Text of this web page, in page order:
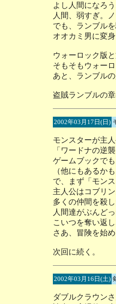
よし人間になろ
人間、弱すぎ。
でも、ランブル
オオカミ男に変
ウォーロック版
そもそもウォー
あと、ランブル
盗賊ランブルの
2002年03月17日(日)
モンスターが主
「ワードナの逆
ゲームブックで
（他にもあるか
で、まず「モン
主人公はコブリン
多くの仲間を殺
人間達がぶんど
こいつを奪い返
さあ、冒険を始め
次回に続く。
2002年03月16日(土)
ダブルクラウン